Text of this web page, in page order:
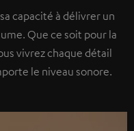
capacité à délivrer un
Que ce soit pour la
vivrez chaque détail
le niveau sonore.